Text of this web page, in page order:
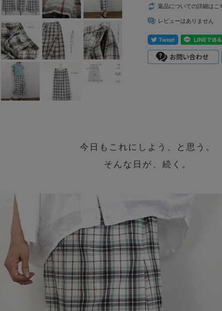
MIDIUMISOL
mizuiro ind
mononogu
Munic
cholson
sosotto
Squady
SUR MER
返品についての詳細はこ
レビューはありません
今日もこれにしよう、と思う。
そんな日が、続く。